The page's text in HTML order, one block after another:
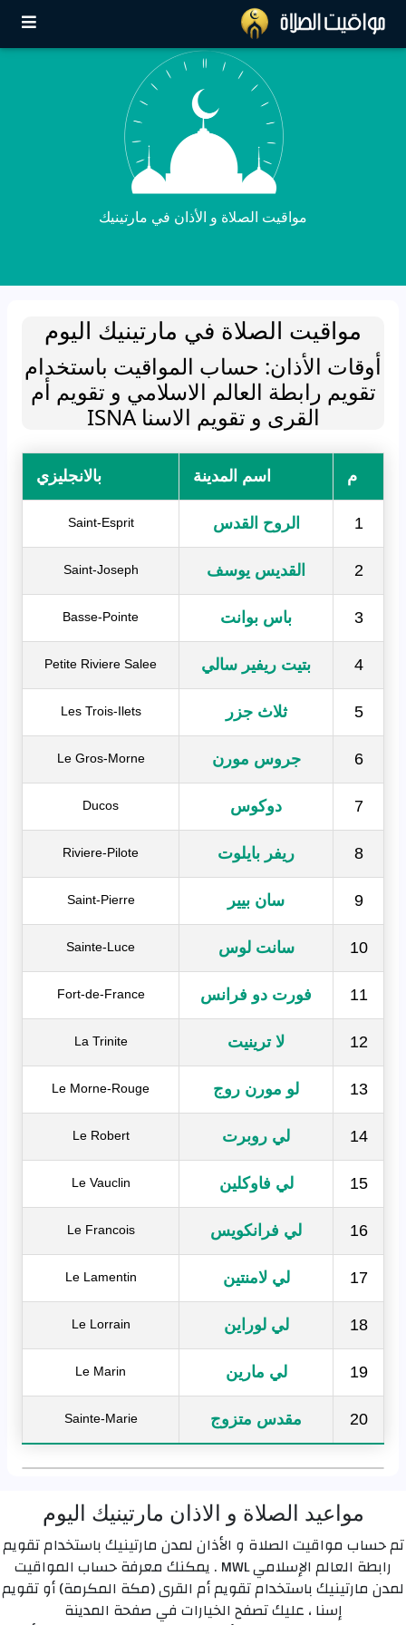
مواقيت الصلاة و الأذان في مارتينيك
مواقيت الصلاة في مارتينيك اليوم
أوقات الأذان: حساب المواقيت باستخدام
تقويم رابطة العالم الاسلامي و تقويم أم
القرى و تقويم الاسنا ISNA
م اسم المدينة بالانجليزي
1 الروح القدس Saint-Esprit
2 القديس يوسف Saint-Joseph
3 باس بوانت Basse-Pointe
4 بتيت ريفير سالي Petite Riviere Salee
5 ثلاث جزر Les Trois-Ilets
6 جروس مورن Le Gros-Morne
7 دوكوس Ducos
8 ريفر بايلوت Riviere-Pilote
9 سان بيير Saint-Pierre
10 سانت لوس Sainte-Luce
11 فورت دو فرانس Fort-de-France
12 لا ترينيت La Trinite
13 لو مورن روج Le Morne-Rouge
14 لي روبرت Le Robert
15 لي فاوكلين Le Vauclin
16 لي فرانكويس Le Francois
17 لي لامنتين Le Lamentin
18 لي لوراين Le Lorrain
19 لي مارين Le Marin
20 مقدس متزوج Sainte-Marie
مواعيد الصلاة و الاذان مارتينيك اليوم
تم حساب مواقيت الصلاة و الأذان لمدن مارتينيك باستخدام تقويم
رابطة العالم الإسلامي MWL . يمكنك معرفة حساب المواقيت
لمدن مارتينيك باستخدام تقويم أم القرى (مكة المكرمة) أو تقويم
إسنا ، عليك تصفح الخيارات في صفحة المدينة